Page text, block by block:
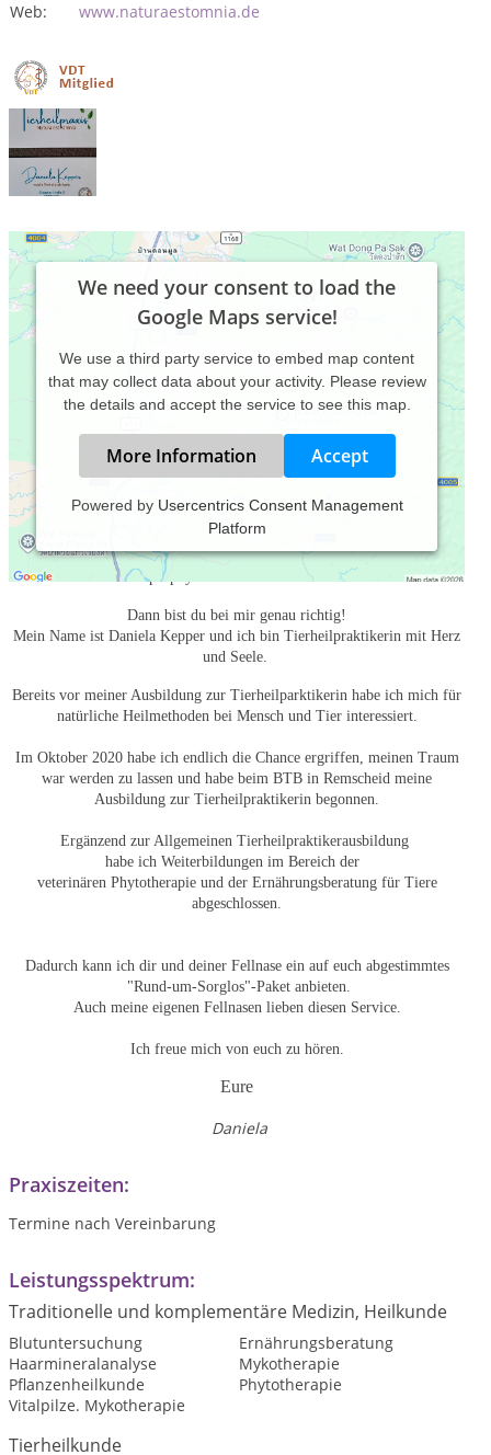
Web:
www.naturaestomnia.de
We need your consent to load the
Google Maps service!
We use a third party service to embed map content
that may collect data about your activity. Please review
the details and accept the service to see this map.
More Information Accept
Powered by Usercentrics Consent Management
Platform
Dein Hund, deine Katze oder dein Pferd leidet an akuten oder
chronischen Beschwerden oder du möchtest deine Fellnase bereits
prophylaktisch unterstützen?
Dann bist du bei mir genau richtig!
Mein Name ist Daniela Kepper und ich bin Tierheilpraktikerin mit Herz
und Seele.
Bereits vor meiner Ausbildung zur Tierheilparktikerin habe ich mich für
natürliche Heilmethoden bei Mensch und Tier interessiert.
Im Oktober 2020 habe ich endlich die Chance ergriffen, meinen Traum
war werden zu lassen und habe beim BTB in Remscheid meine
Ausbildung zur Tierheilpraktikerin begonnen.
Ergänzend zur Allgemeinen Tierheilpraktikerausbildung
habe ich Weiterbildungen im Bereich der
veterinären Phytotherapie und der Ernährungsberatung für Tiere
abgeschlossen.
Dadurch kann ich dir und deiner Fellnase ein auf euch abgestimmtes
"Rund-um-Sorglos"-Paket anbieten.
Auch meine eigenen Fellnasen lieben diesen Service.
Ich freue mich von euch zu hören.
Eure
Daniela
Praxiszeiten:
Termine nach Vereinbarung
Leistungsspektrum:
Traditionelle und komplementäre Medizin, Heilkunde
Blutuntersuchung
Ernährungsberatung
Haarmineralanalyse
Mykotherapie
Pflanzenheilkunde
Phytotherapie
Vitalpilze. Mykotherapie
Tierheilkunde